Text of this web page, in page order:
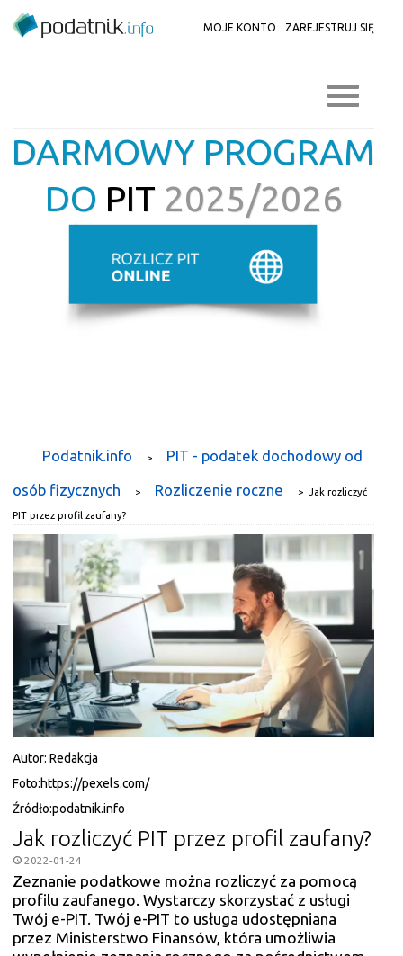
MOJE KONTO ZAREJESTRUJ SIĘ
DARMOWY PROGRAM
DO PIT 2025/2026
Podatnik.info >
PIT - podatek dochodowy od
osób fizycznych
> Rozliczenie roczne > Jak rozliczyć
PIT przez profil zaufany?
Autor: Redakcja
Foto:https://pexels.com/
Źródło:podatnik.info
Jak rozliczyć PIT przez profil zaufany?
2022-01-24
Zeznanie podatkowe można rozliczyć za pomocą
profilu zaufanego. Wystarczy skorzystać z usługi
Twój e-PIT. Twój e-PIT to usługa udostępniana
przez Ministerstwo Finansów, która umożliwia